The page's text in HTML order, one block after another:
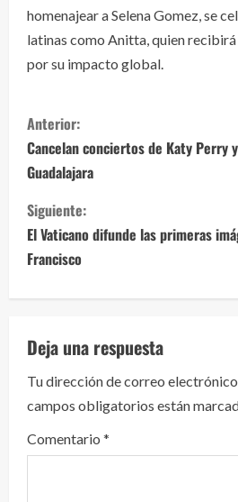
homenajear a Selena Gomez, se
latinas como Anitta, quien
por su impacto global.
S
i
g
u
e
l
e
y
e
n
Anterior:
Cancelan conciertos de Katy Perry
Guadalajara
Siguiente:
El Vaticano difunde las primeras
Francisco
Deja una respuesta
Tu dirección de correo
campos obligatorios están
Comentario *